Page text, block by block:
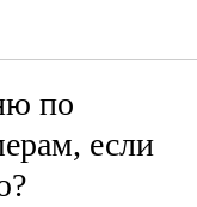
по
если